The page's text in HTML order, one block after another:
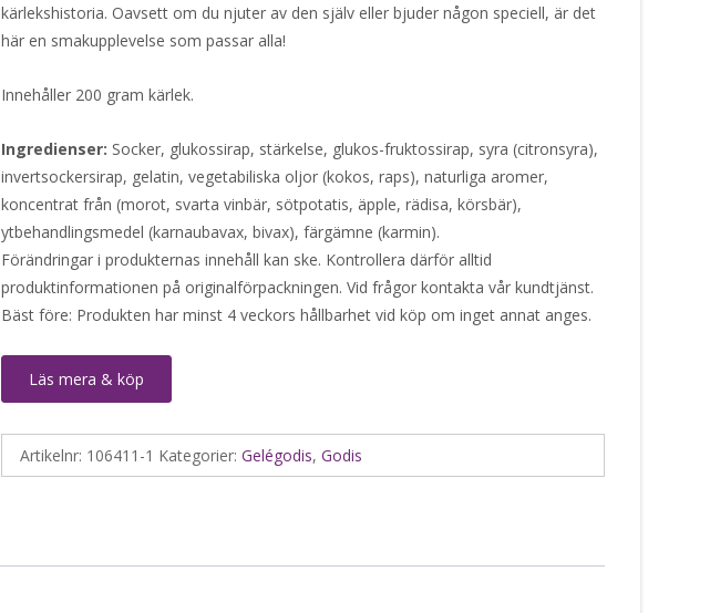
kärlekshistoria. Oavsett om du njuter av den själv eller bjuder någon speciell, är det
här en smakupplevelse som passar alla!
Innehåller 200 gram kärlek.
Ingredienser: Socker, glukossirap, stärkelse, glukos-fruktossirap, syra (citronsyra),
invertsockersirap, gelatin, vegetabiliska oljor (kokos, raps), naturliga aromer,
koncentrat från (morot, svarta vinbär, sötpotatis, äpple, rädisa, körsbär),
ytbehandlingsmedel (karnaubavax, bivax), färgämne (karmin).
Förändringar i produkternas innehåll kan ske. Kontrollera därför alltid
produktinformationen på originalförpackningen. Vid frågor kontakta vår kundtjänst.
Bäst före: Produkten har minst 4 veckors hållbarhet vid köp om inget annat anges.
Läs mera & köp
Artikelnr: 106411-1 Kategorier: Gelégodis, Godis